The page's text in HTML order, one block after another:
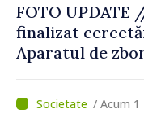
FOTO UPDATE
finalizat
Aparatul de
„dronă-rachetă”
/ Acum 1